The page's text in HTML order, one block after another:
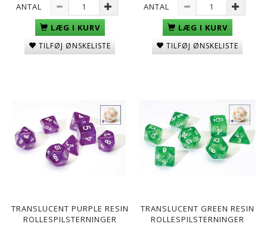
ANTAL
LÆG I KURV
TILFØJ ØNSKELISTE
ANTAL
LÆG I KURV
TILFØJ ØNSKELISTE
TRANSLUCENT PURPLE RESIN
ROLLESPILSTERNINGER
TRANSLUCENT GREEN RESIN
ROLLESPILSTERNINGER